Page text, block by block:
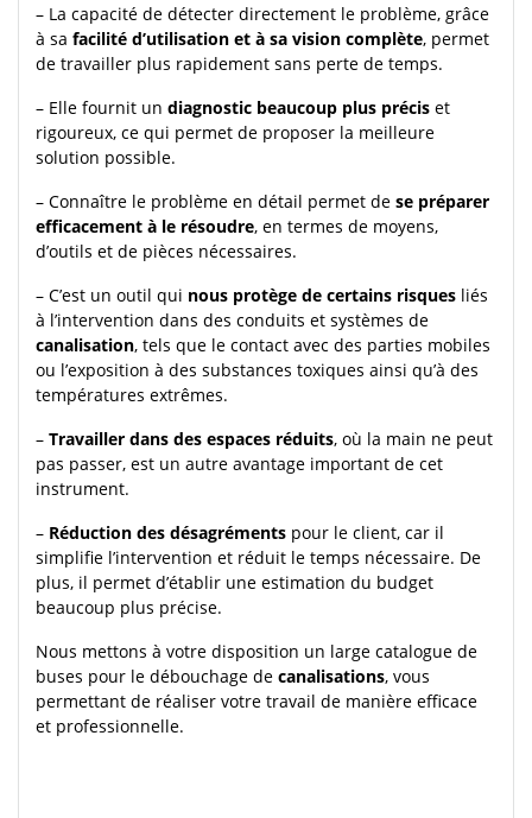
– La capacité de détecter directement le problème, grâce
à sa facilité d’utilisation et à sa vision complète, permet
de travailler plus rapidement sans perte de temps.
– Elle fournit un diagnostic beaucoup plus précis et
rigoureux, ce qui permet de proposer la meilleure
solution possible.
– Connaître le problème en détail permet de se préparer
efficacement à le résoudre, en termes de moyens,
d’outils et de pièces nécessaires.
– C’est un outil qui nous protège de certains risques liés
à l’intervention dans des conduits et systèmes de
canalisation, tels que le contact avec des parties mobiles
ou l’exposition à des substances toxiques ainsi qu’à des
températures extrêmes.
– Travailler dans des espaces réduits, où la main ne peut
pas passer, est un autre avantage important de cet
instrument.
– Réduction des désagréments pour le client, car il
simplifie l’intervention et réduit le temps nécessaire. De
plus, il permet d’établir une estimation du budget
beaucoup plus précise.
Nous mettons à votre disposition un large catalogue de
buses pour le débouchage de canalisations, vous
permettant de réaliser votre travail de manière efficace
et professionnelle.